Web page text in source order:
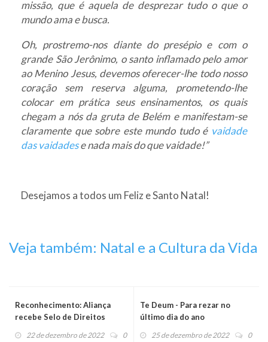
missão, que é aquela de desprezar tudo o que o
mundo ama e busca.
Oh, prostremo-nos diante do presépio e com o
grande São Jerônimo, o santo inflamado pelo amor
ao Menino Jesus, devemos oferecer-lhe todo nosso
coração sem reserva alguma, prometendo-lhe
colocar em prática seus ensinamentos, os quais
chegam a nós da gruta de Belém e manifestam-se
claramente que sobre este mundo tudo é vaidade
das vaidadese nada mais do que vaidade!”
Desejamos a todos um Feliz e Santo Natal!
Veja também: Natal e a Cultura da Vida
Reconhecimento: Aliança
recebe Selo de Direitos
22 de dezembro de 2022 0
Te Deum - Para rezar no
último dia do ano
25 de dezembro de 2022 0